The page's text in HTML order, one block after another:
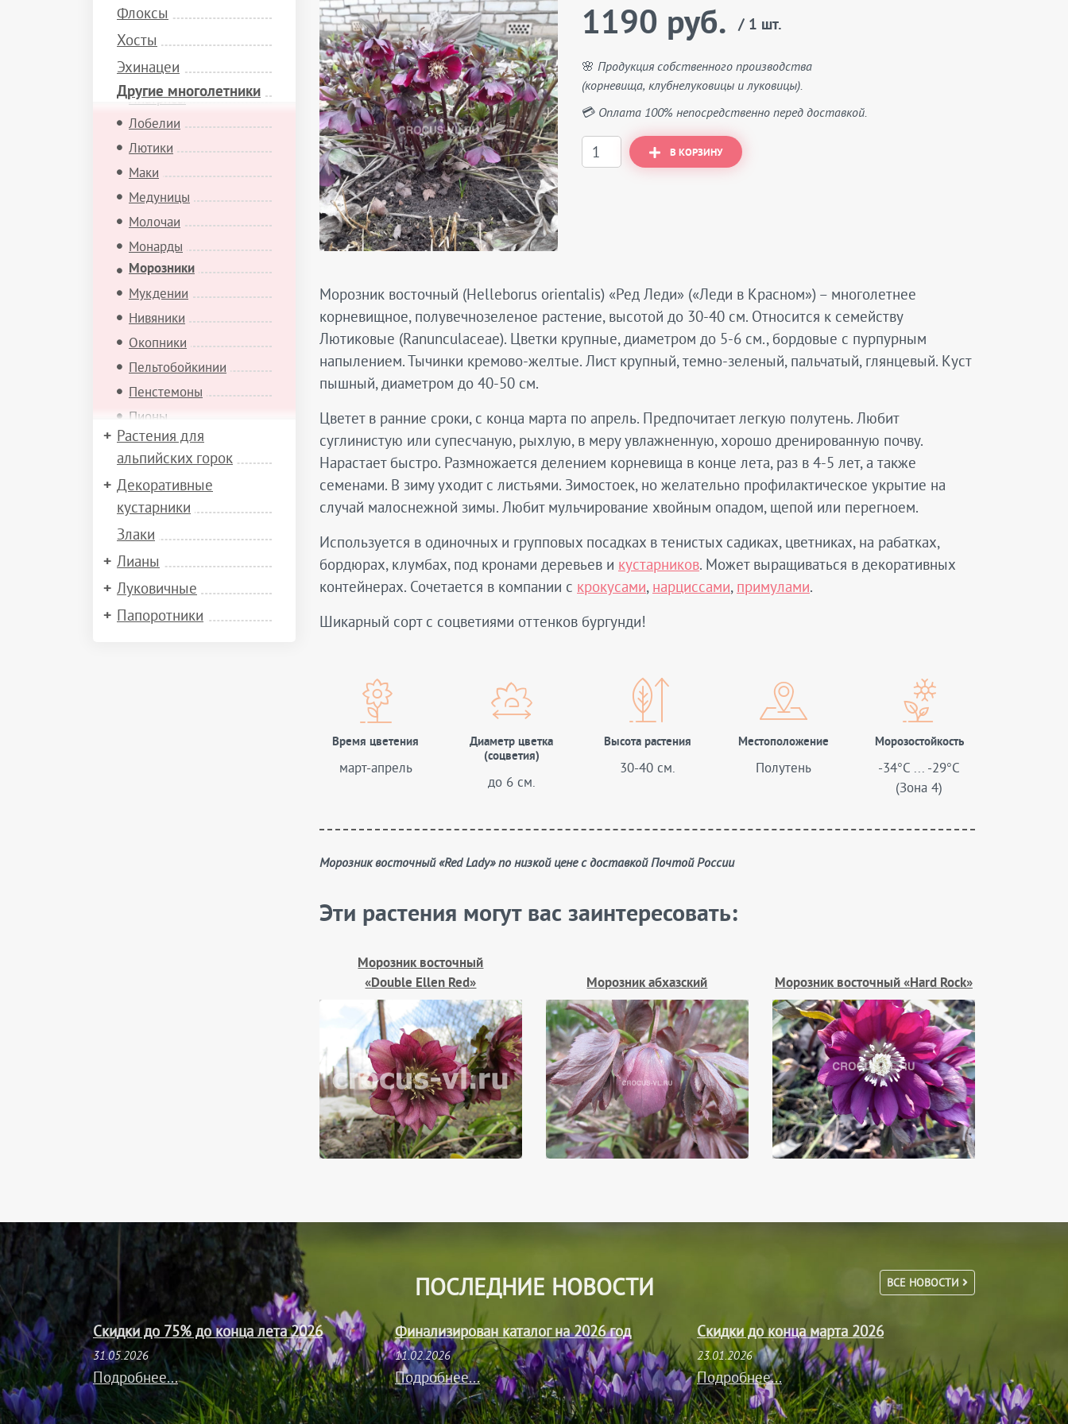
Флоксы
Хосты
Эхинацеи
Другие многолетники
Купены
Лабазники
Лаванды
Лиатрисы
Лобелии
Лютики
Маки
Медуницы
Молочаи
Монарды
Морозники
Мукдении
Нивяники
Окопники
Пельтобойкинии
Пенстемоны
Пионы
Пиретрумы
Платикодоны
Подофиллумы
Полыни
Посконники
Роджерсии
Рудбекии
Сангвинарии
Растения для
альпийских горок
Декоративные
кустарники
Злаки
Лианы
Луковичные
Папоротники
1190 руб. / 1 шт.
🌸 Продукция собственного производства
(корневища, клубнелуковицы и луковицы).
💳 Оплата 100% непосредственно перед доставкой.
В КОРЗИНУ
Морозник восточный (Helleborus orientalis) «Ред Леди» («Леди в Красном») – многолетнее
корневищное, полувечнозеленое растение, высотой до 30-40 см. Относится к семейству
Лютиковые (Ranunculaceae). Цветки крупные, диаметром до 5-6 см., бордовые с пурпурным
напылением. Тычинки кремово-желтые. Лист крупный, темно-зеленый, пальчатый, глянцевый. Куст
пышный, диаметром до 40-50 см.
Цветет в ранние сроки, с конца марта по апрель. Предпочитает легкую полутень. Любит
суглинистую или супесчаную, рыхлую, в меру увлажненную, хорошо дренированную почву.
Нарастает быстро. Размножается делением корневища в конце лета, раз в 4-5 лет, а также
семенами. В зиму уходит с листьями. Зимостоек, но желательно профилактическое укрытие на
случай малоснежной зимы. Любит мульчирование хвойным опадом, щепой или перегноем.
Используется в одиночных и групповых посадках в тенистых садиках, цветниках, на рабатках,
бордюрах, клумбах, под кронами деревьев и кустарников. Может выращиваться в декоративных
контейнерах. Сочетается в компании с крокусами, нарциссами, примулами.
Шикарный сорт с соцветиями оттенков бургунди!
Время цветения
март-апрель
Диаметр цветка
(соцветия)
до 6 см.
Высота растения
30-40 см.
Местоположение
Полутень
Морозостойкость
-34°C ... -29°C
(Зона 4)
Морозник восточный «Red Lady» по низкой цене с доставкой Почтой России
Эти растения могут вас заинтересовать:
Морозник восточный
«Double Ellen Red»
Морозник абхазский Морозник восточный «Hard Rock»
ПОСЛЕДНИЕ НОВОСТИ ВСЕ НОВОСТИ
Скидки до 75% до конца лета 2026
31.05.2026
Подробнее...
Финализирован каталог на 2026 год
11.02.2026
Подробнее...
Скидки до конца марта 2026
23.01.2026
Подробнее...